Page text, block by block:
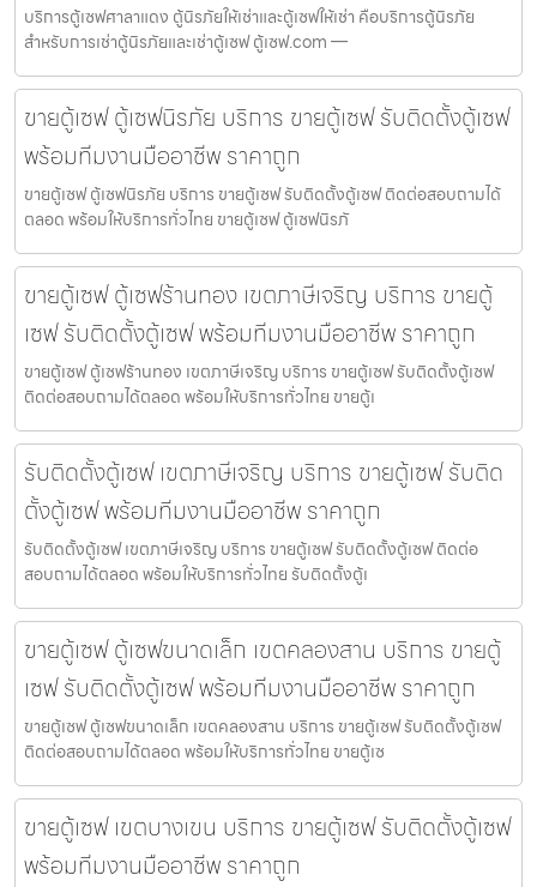
บริการตู้เซฟศาลาแดง ตู้นิรภัยให้เช่าและตู้เซฟให้เช่า คือบริการตู้นิรภัย
สำหรับการเช่าตู้นิรภัยและเช่าตู้เซฟ ตู้เซฟ.com —
ขายตู้เซฟ ตู้เซฟนิรภัย บริการ ขายตู้เซฟ รับติดตั้งตู้เซฟ
พร้อมทีมงานมืออาชีพ ราคาถูก
ขายตู้เซฟ ตู้เซฟนิรภัย บริการ ขายตู้เซฟ รับติดตั้งตู้เซฟ ติดต่อสอบถามได้
ตลอด พร้อมให้บริการทั่วไทย ขายตู้เซฟ ตู้เซฟนิรภั
ขายตู้เซฟ ตู้เซฟร้านทอง เขตภาษีเจริญ บริการ ขายตู้
เซฟ รับติดตั้งตู้เซฟ พร้อมทีมงานมืออาชีพ ราคาถูก
ขายตู้เซฟ ตู้เซฟร้านทอง เขตภาษีเจริญ บริการ ขายตู้เซฟ รับติดตั้งตู้เซฟ
ติดต่อสอบถามได้ตลอด พร้อมให้บริการทั่วไทย ขายตู้เ
รับติดตั้งตู้เซฟ เขตภาษีเจริญ บริการ ขายตู้เซฟ รับติด
ตั้งตู้เซฟ พร้อมทีมงานมืออาชีพ ราคาถูก
รับติดตั้งตู้เซฟ เขตภาษีเจริญ บริการ ขายตู้เซฟ รับติดตั้งตู้เซฟ ติดต่อ
สอบถามได้ตลอด พร้อมให้บริการทั่วไทย รับติดตั้งตู้เ
ขายตู้เซฟ ตู้เซฟขนาดเล็ก เขตคลองสาน บริการ ขายตู้
เซฟ รับติดตั้งตู้เซฟ พร้อมทีมงานมืออาชีพ ราคาถูก
ขายตู้เซฟ ตู้เซฟขนาดเล็ก เขตคลองสาน บริการ ขายตู้เซฟ รับติดตั้งตู้เซฟ
ติดต่อสอบถามได้ตลอด พร้อมให้บริการทั่วไทย ขายตู้เซ
ขายตู้เซฟ เขตบางเขน บริการ ขายตู้เซฟ รับติดตั้งตู้เซฟ
พร้อมทีมงานมืออาชีพ ราคาถูก